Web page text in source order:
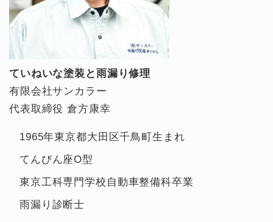
ていねいな塗装と雨漏り修理
有限会社サンカラー
代表取締役 倉方康幸
1965年東京都大田区千鳥町生まれ
てんびん座O型
東京工科専門学校自動車整備科卒業
雨漏り診断士